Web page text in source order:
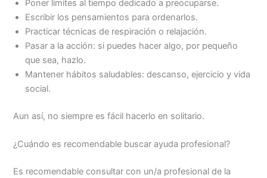
Poner límites al tiempo dedicado a preocuparse.
Escribir los pensamientos para ordenarlos.
Practicar técnicas de respiración o relajación.
Pasar a la acción: si puedes hacer algo, por pequeño
que sea, hazlo.
Mantener hábitos saludables: descanso, ejercicio y vida
social.
Aun así, no siempre es fácil hacerlo en solitario.
¿Cuándo es recomendable buscar ayuda profesional?
Es recomendable consultar con un/a profesional de la